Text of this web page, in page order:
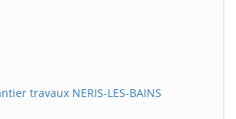
travaux NERIS-LES-BAINS